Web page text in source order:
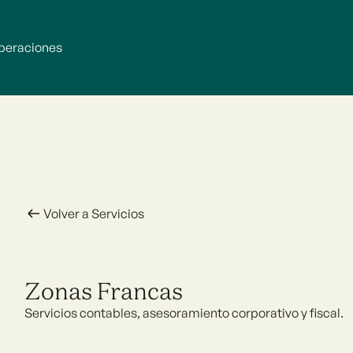
Volver a Servicios
Zonas Francas
Servicios contables, asesoramiento corporativo y fiscal.